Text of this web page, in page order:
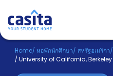
Home TH USD
เข้าสู่
Home/ หอพักนักศึกษา/ สหรัฐอเมริกา/
/ University of California, Berkeley